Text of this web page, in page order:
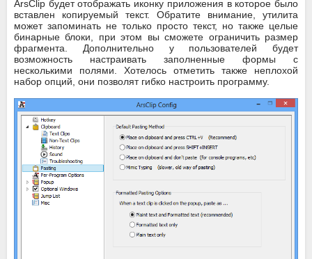
ArsClip будет отображать иконку приложения в которое было
вставлен копируемый текст. Обратите внимание, утилита
может запоминать не только просто текст, но также целые
бинарные блоки, при этом вы сможете ограничить размер
фрагмента. Дополнительно у пользователей будет
возможность настраивать заполненные формы с
несколькими полями. Хотелось отметить также неплохой
набор опций, они позволят гибко настроить программу.